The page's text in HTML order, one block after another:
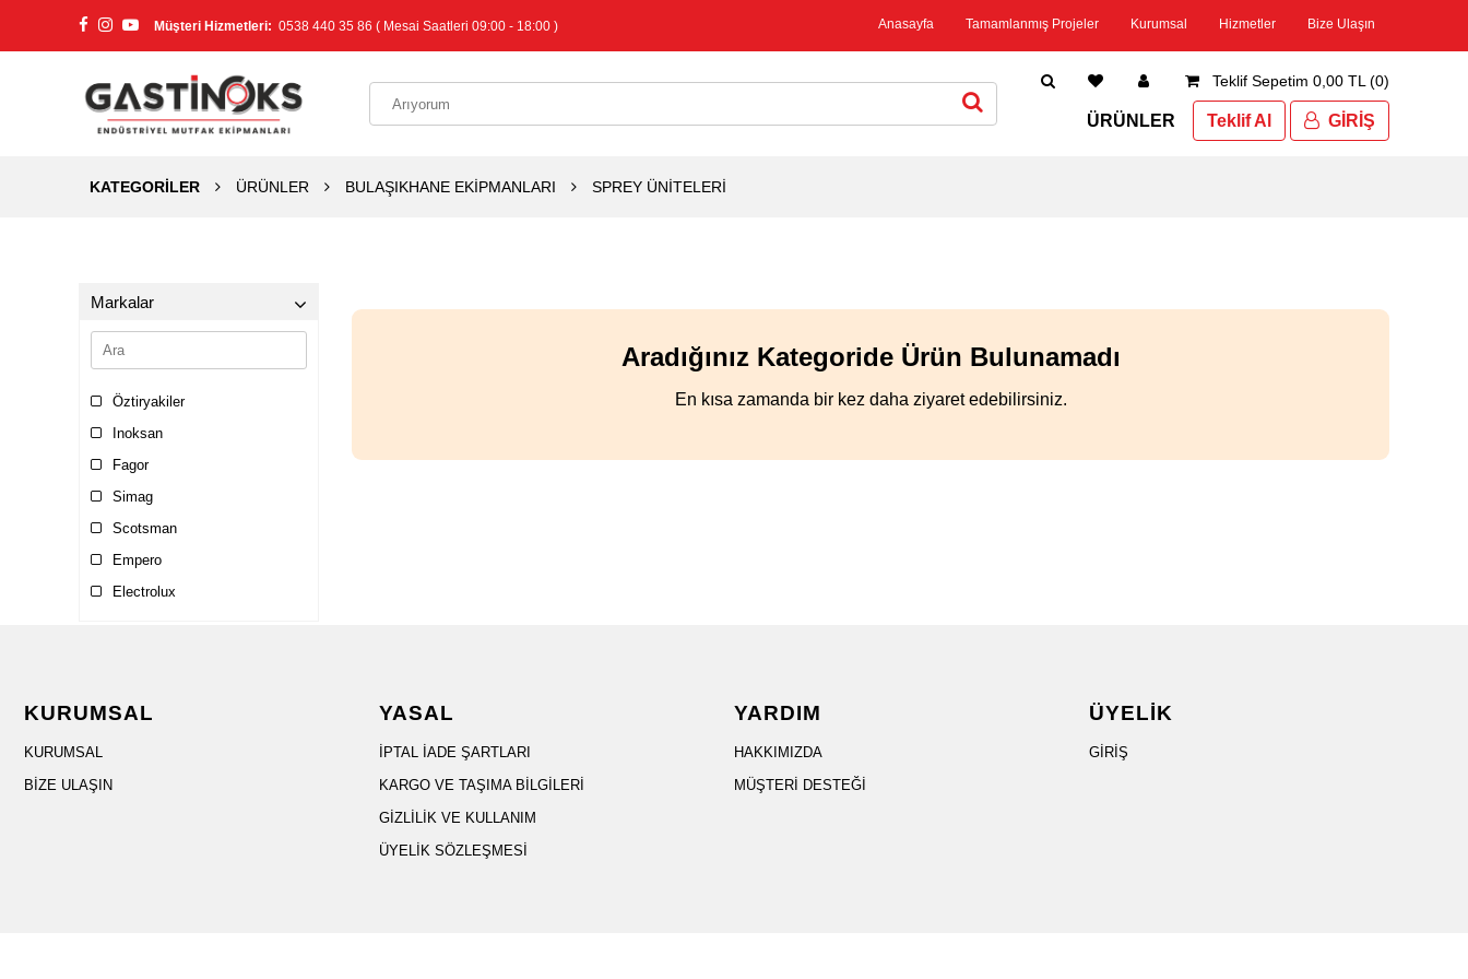
Müşteri Hizmetleri: 0538 440 35 86 ( Mesai Saatleri 09:00 - 18:00 ) Anasayfa Tamamlanmış Projeler Kurumsal Hizmetler Bize Ulaşın
Teklif Sepetim 0,00 TL (0)
ÜRÜNLER Teklif Al GİRİŞ
KATEGORİLER ÜRÜNLER BULAŞIKHANE EKİPMANLARI SPREY ÜNİTELERİ
Markalar
Öztiryakiler
Inoksan
Fagor
Simag
Scotsman
Empero
Electrolux
Atalay
Aradığınız Kategoride Ürün Bulunamadı
En kısa zamanda bir kez daha ziyaret edebilirsiniz.
KURUMSAL
KURUMSAL
BİZE ULAŞIN
YASAL
İPTAL İADE ŞARTLARI
KARGO VE TAŞIMA BİLGİLERİ
GİZLİLİK VE KULLANIM
ÜYELİK SÖZLEŞMESİ
YARDIM
HAKKIMIZDA
MÜŞTERİ DESTEĞİ
ÜYELİK
GİRİŞ